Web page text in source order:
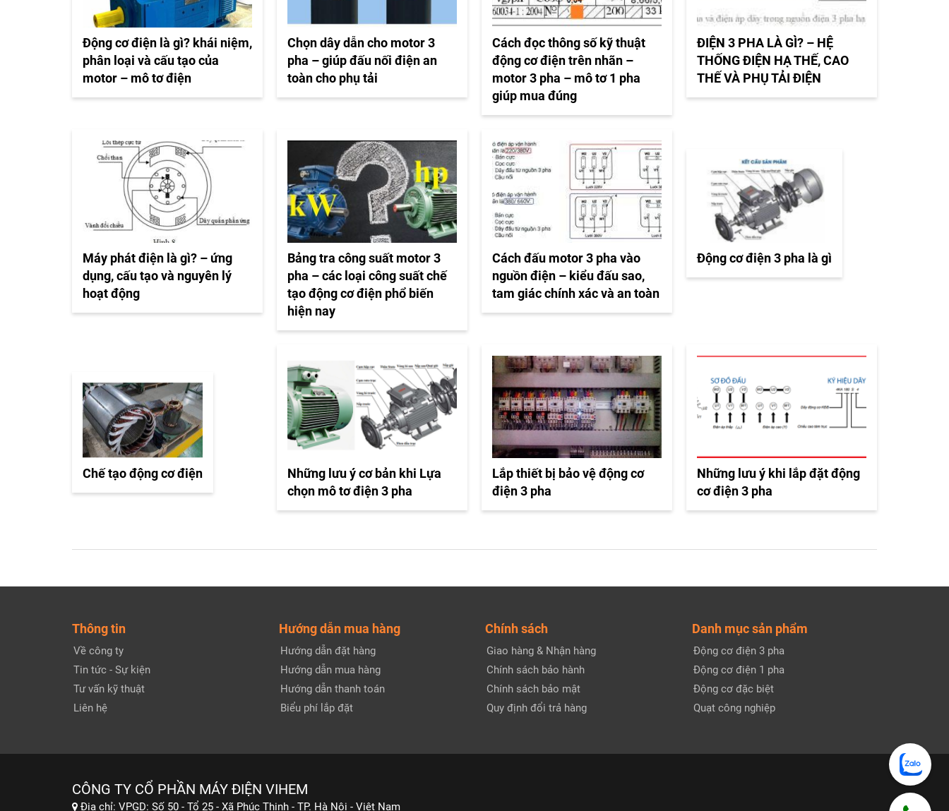
Động cơ điện là gì? khái niệm,
phân loại và cấu tạo của
motor – mô tơ điện
Chọn dây dẫn cho motor 3
pha – giúp đấu nối điện an
toàn cho phụ tải
Cách đọc thông số kỹ thuật
động cơ điện trên nhãn –
motor 3 pha – mô tơ 1 pha
giúp mua đúng
ĐIỆN 3 PHA LÀ GÌ? – HỆ
THỐNG ĐIỆN HẠ THẾ, CAO
THẾ VÀ PHỤ TẢI ĐIỆN
Máy phát điện là gì? – ứng
dụng, cấu tạo và nguyên lý
hoạt động
Bảng tra công suất motor 3
pha – các loại công suất chế
tạo động cơ điện phổ biến
hiện nay
Cách đấu motor 3 pha vào
nguồn điện – kiểu đấu sao,
tam giác chính xác và an toàn
Động cơ điện 3 pha là gì
Chế tạo động cơ điện
Những lưu ý cơ bản khi Lựa
chọn mô tơ điện 3 pha
Lắp thiết bị bảo vệ động cơ
điện 3 pha
Những lưu ý khi lắp đặt động
cơ điện 3 pha
Thông tin
Về công ty
Tin tức - Sự kiện
Tư vấn kỹ thuật
Liên hệ
Hướng dẫn mua hàng
Hướng dẫn đặt hàng
Hướng dẫn mua hàng
Hướng dẫn thanh toán
Biểu phí lắp đặt
Chính sách
Giao hàng & Nhận hàng
Chính sách bảo hành
Chính sách bảo mật
Quy định đổi trả hàng
Danh mục sản phẩm
Động cơ điện 3 pha
Động cơ điện 1 pha
Động cơ đặc biệt
Quạt công nghiệp
CÔNG TY CỔ PHẦN MÁY ĐIỆN VIHEM
Địa chỉ: VPGD: Số 50 - Tổ 25 - Xã Phúc Thịnh - TP. Hà Nội - Việt Nam